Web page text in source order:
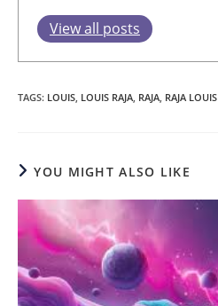
View all posts
TAGS: LOUIS LOUIS RAJA RAJA RAJA LOUIS
YOU MIGHT ALSO LIKE